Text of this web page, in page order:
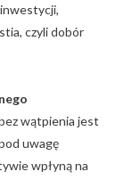
czyli dobór
wątpienia jest
uwagę
wpłyną na